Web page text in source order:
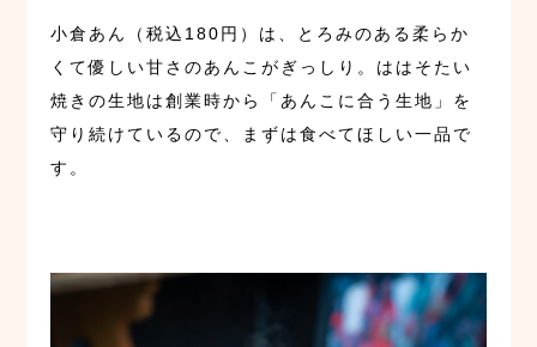
小倉あん（税込180円）は、とろみのある柔らか
くて優しい甘さのあんこがぎっしり。ははそたい
焼きの生地は創業時から「あんこに合う生地」を
守り続けているので、まずは食べてほしい一品で
す。